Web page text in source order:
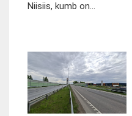
Niisiis, kumb on...